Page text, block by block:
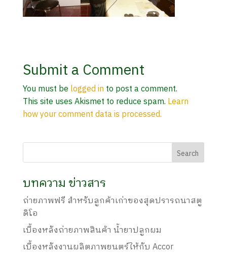
Submit a Comment
You must be logged into post a comment.
This site uses Akismet to reduce spam. Learn
how your comment data is processed.
บทความ ข่าวสาร
ถ่ายภาพฟรี สำหรับลูกค้าเก่าของสุดปรารถนาสตู
ดิโอ
เบื้องหลังถ่ายภาพสินค้า น้ำยาปลูกผม
เบื้องหลังงานผลิตภาพยนตร์ให้กับ Accor